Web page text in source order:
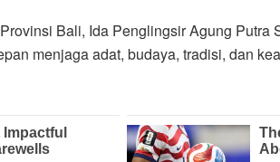
Bali, Ida Penglingsir Agung Putra
menjaga adat, budaya, tradisi, dan